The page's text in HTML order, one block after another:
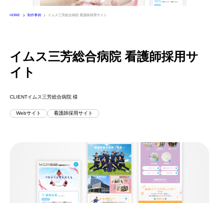
Works 制作実績
Company 会社情報
Recruit
受付時間 8:00〜17:00（土日祝除く）
お問い合わせフォーム
HOME 制作事例 イムス三芳総合病院 看護師採用サイト
イムス三芳総合病院 看護師採用サ
イト
CLIENTイムス三芳総合病院 様
Webサイト 看護師採用サイト